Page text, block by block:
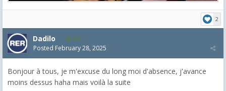
2
Dadilo 101
Posted February 28, 2025
Bonjour à tous, je m'excuse du long moi d'absence, j'avance
moins dessus haha mais voilà la suite